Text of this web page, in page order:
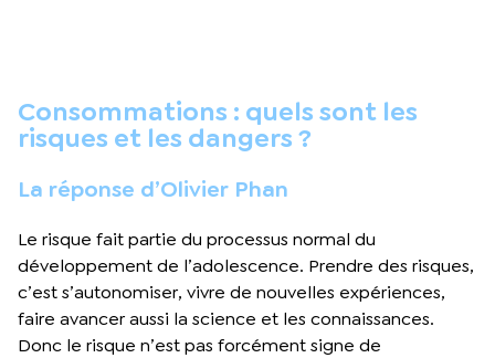
Consommations : quels sont les
risques et les dangers ?
La réponse d’Olivier Phan
Le risque fait partie du processus normal du
développement de l’adolescence. Prendre des risques,
c’est s’autonomiser, vivre de nouvelles expériences,
faire avancer aussi la science et les connaissances.
Donc le risque n’est pas forcément signe de